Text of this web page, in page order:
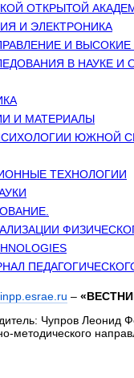
ОТКРЫТОЙ
И ЭЛЕКТРОНИКА
И
В НАУКЕ И
И МАТЕРИАЛЫ
ЮЖНОЙ
ТЕХНОЛОГИИ
–
Чупров Леонид
методического